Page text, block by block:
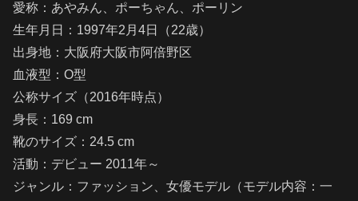
愛称：あやみん、ポーちゃん、ポーリン
生年月日：1997年2月4日（22歳）
出身地：大阪府大阪市阿倍野区
血液型：O型
公称サイズ（2016年時点）
身長：169 cm
靴のサイズ：24.5 cm
活動：デビュー 2011年～
ジャンル：ファッション、女優モデル（モデル内容：一